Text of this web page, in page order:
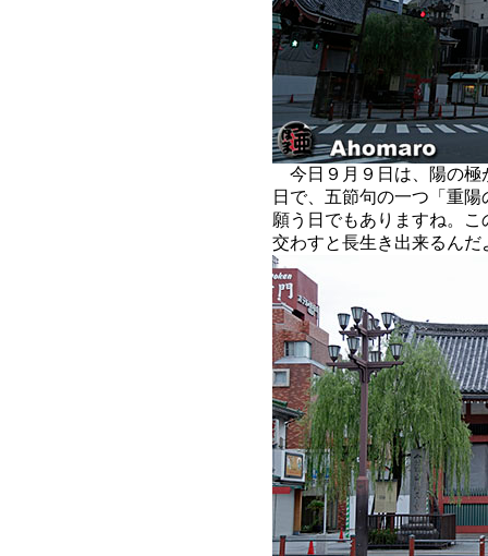
今日９月９日は、陽の極
日で、五節句の一つ「重
願う日でもありますね。
交わすと長生き出来るんだ